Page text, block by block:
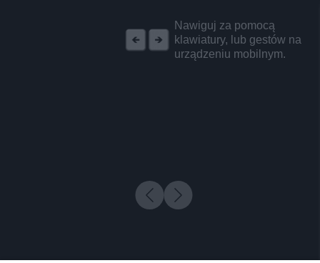
Nawiguj za pomocą
klawiatury, lub gestów na
urządzeniu mobilnym.